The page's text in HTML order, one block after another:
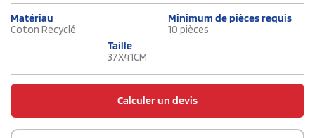
Matériau
Coton Recyclé
Minimum de pièces requis
10 pièces
Taille
37X41CM
Calculer un devis